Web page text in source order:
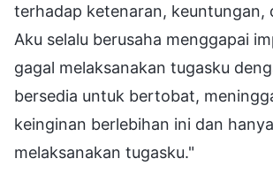
terhadap ketenaran, keuntungan,
Aku selalu berusaha menggapai
gagal melaksanakan tugasku
bersedia untuk bertobat,
keinginan berlebihan ini dan
melaksanakan tugasku."